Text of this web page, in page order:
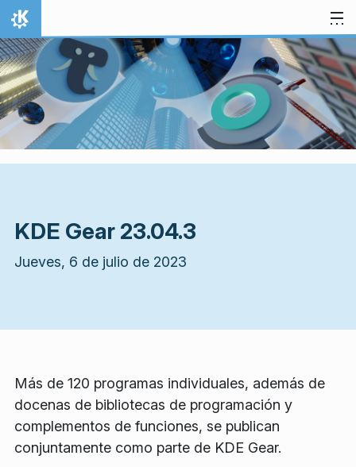
Ir al contenido
Inicio
KDE Gear 23.04.3
Jueves, 6 de julio de 2023
Más de 120 programas individuales, además de
docenas de bibliotecas de programación y
complementos de funciones, se publican
conjuntamente como parte de KDE Gear.